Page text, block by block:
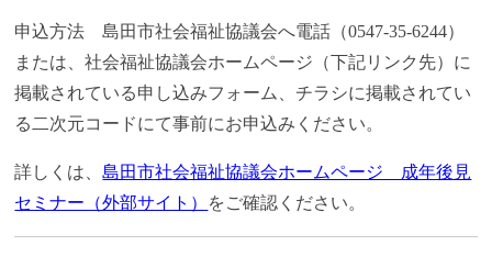
申込方法 島田市社会福祉協議会へ電話（0547-35-6244）
または、社会福祉協議会ホームページ（下記リンク先）に
掲載されている申し込みフォーム、チラシに掲載されてい
る二次元コードにて事前にお申込みください。
詳しくは、島田市社会福祉協議会ホームページ 成年後見
セミナー（外部サイト） をご確認ください。